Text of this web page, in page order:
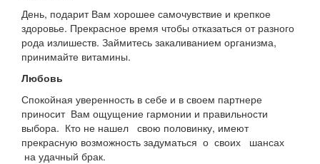
День, подарит Вам хорошее самочувствие и крепкое
здоровье. Прекрасное время чтобы отказаться от разного
рода излишеств. Займитесь закаливанием организма,
принимайте витамины.
Любовь
Спокойная уверенность в себе и в своем партнере
приносит Вам ощущение гармонии и правильности
выбора. Кто не нашел свою половинку, имеют
прекрасную возможность задуматься о своих шансах
на удачный брак.